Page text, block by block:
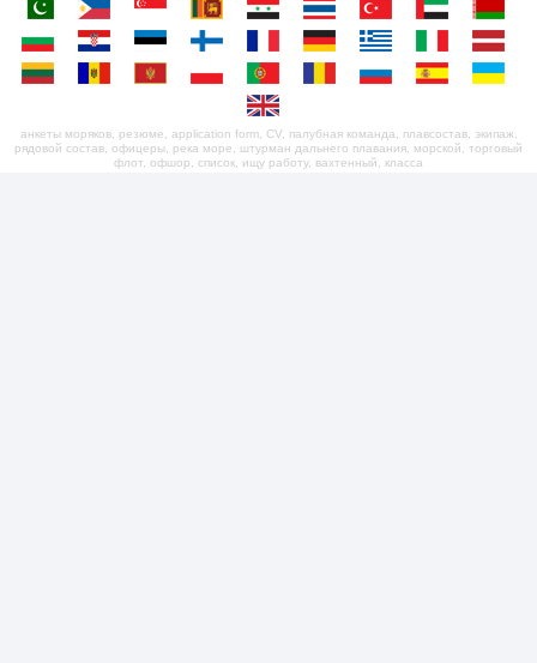
анкеты моряков, резюме, application form, CV, палубная команда, плавсостав, экипаж,
рядовой состав, офицеры, река море, штурман дальнего плавания, морской, торговый
флот, офшор, список, ищу работу, вахтенный, класса